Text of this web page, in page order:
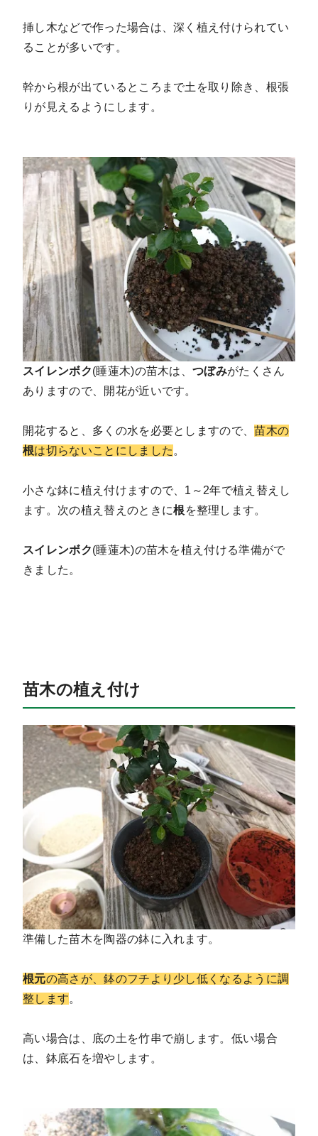
挿し木などで作った場合は、深く植え付けられてい
ることが多いです。
幹から根が出ているところまで土を取り除き、根張
りが見えるようにします。
スイレンボク(睡蓮木)の苗木は、つぼみがたくさん
ありますので、開花が近いです。
開花すると、多くの水を必要としますので、苗木の
根は切らないことにしました 。
小さな鉢に植え付けますので、1～2年で植え替えし
ます。次の植え替えのときに根を整理します。
スイレンボク(睡蓮木)の苗木を植え付ける準備がで
きました。
苗木の植え付け
準備した苗木を陶器の鉢に入れます。
根元の高さが、鉢のフチより少し低くなるように調
整します。
高い場合は、底の土を竹串で崩します。低い場合
は、鉢底石を増やします。